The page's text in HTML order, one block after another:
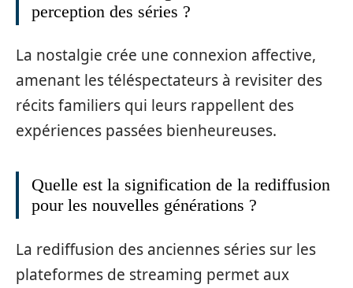
perception des séries ?
La nostalgie crée une connexion affective,
amenant les téléspectateurs à revisiter des
récits familiers qui leurs rappellent des
expériences passées bienheureuses.
Quelle est la signification de la rediffusion
pour les nouvelles générations ?
La rediffusion des anciennes séries sur les
plateformes de streaming permet aux